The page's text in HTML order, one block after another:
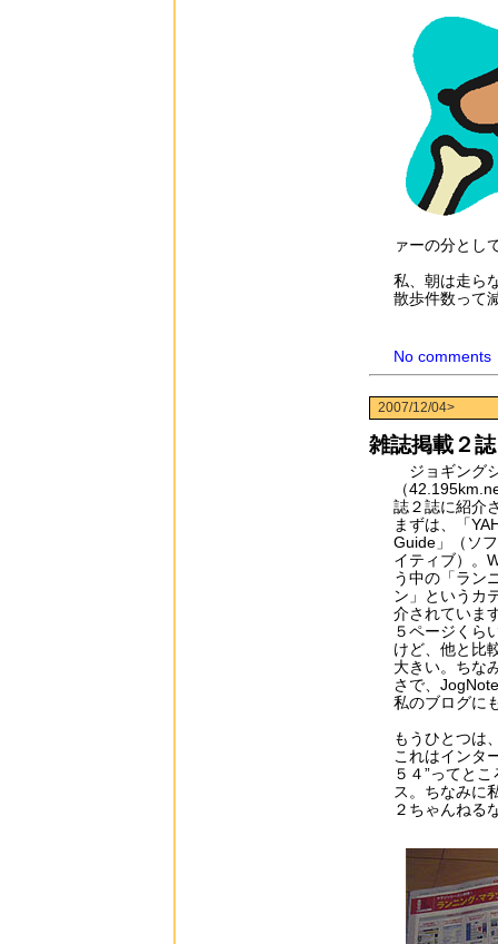
ァーの分とし
私、朝は走ら
散歩件数って
No comments
2007/12/04>
雑誌掲載２誌
ジョギング
（
誌２誌に紹介
まずは、「
Guide」（ソ
イティブ）。
う中の「ラン
ン」というカ
介されていま
５ページくら
けど、他と比
大きい。ちな
さで、
私のブログに
もうひとつは
これはインタ
５４”ってと
ス。ちなみに
２ちゃんねる